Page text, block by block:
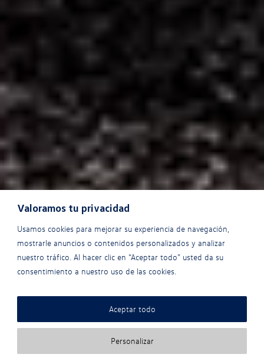
Valoramos tu privacidad
Usamos cookies para mejorar su experiencia de navegación,
mostrarle anuncios o contenidos personalizados y analizar
nuestro tráfico. Al hacer clic en “Aceptar todo” usted da su
consentimiento a nuestro uso de las cookies.
Personalizar
Aceptar todo
Quiero más info